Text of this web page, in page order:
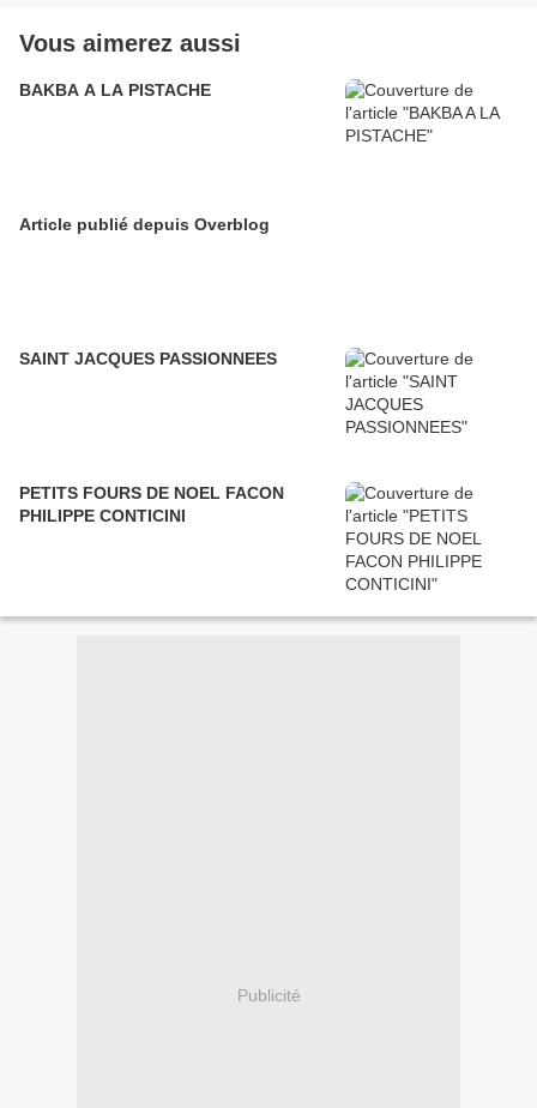
Vous aimerez aussi
BAKBA A LA PISTACHE
Article publié depuis Overblog
SAINT JACQUES PASSIONNEES
PETITS FOURS DE NOEL FACON
PHILIPPE CONTICINI
Publicité